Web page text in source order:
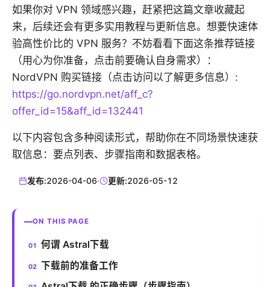
如果你对 VPN 领域感兴趣，赶紧把这篇文章收藏起
来，后续还会有更多实用教程与更新信息。想要快速体
验高性价比的 VPN 服务？不妨看看下面这条推荐链接
（用心为你准备，点击前要确认自身需求）：
NordVPN 购买链接（点击访问以了解更多信息）:
https://go.nordvpn.net/aff_c?
offer_id=15&aff_id=132441
以下内容包含多种阅读形式，帮助你在不同场景快速获
取信息：要点列表、步骤指南和数据表格。
发布:2026-04-06· 更新:2026-05-12
ON THIS PAGE
何谓 Astral下载
下载前的准备工作